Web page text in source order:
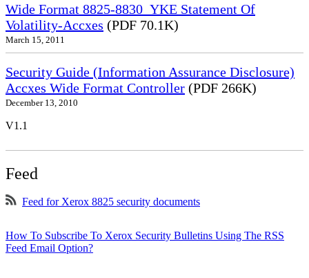
Wide Format 8825-8830_YKE Statement Of
Volatility-Accxes (PDF 70.1K)
March 15, 2011
Security Guide (Information Assurance Disclosure)
Accxes Wide Format Controller (PDF 266K)
December 13, 2010
V1.1
Feed
Feed for Xerox 8825 security documents
How To Subscribe To Xerox Security Bulletins Using The RSS
Feed Email Option?